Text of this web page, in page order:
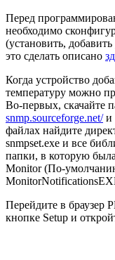
Перед
необходимо
(установить,
это сделать описано
Когда устройство
температуру можно
Во-первых, скачайте
snmp.sourceforge.net/и
файлах найдите
snmpset.exe и все
папки, в которую
Monitor (По-
Перейдите в браузер
кнопке Setup и